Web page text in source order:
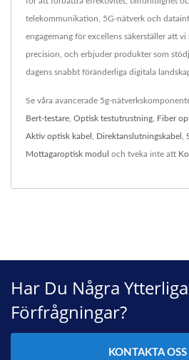
telekommunikation, 5G-nätverk och
engagemang för excellens säkerställer att
precision, och erbjuder produkter som
dagens snabbt föränderliga digitala
Se våra avancerade 5g-
Bert-testare Optisk testutrustning Fiber
Aktiv optisk kabel Direktanslutningskabel
Mottagaroptisk modul och tveka inte att
Har Du Några
Förfrågningar?
KONTAKTA